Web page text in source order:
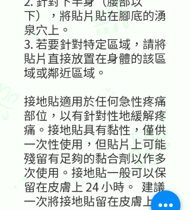
下），將貼片貼在腳底的湧
泉穴上。
3. 若要針對特定區域，請將
貼片直接放置在身體的該區
域或鄰近區域。
接地貼適用於任何急性疼痛
部位，以有針對性地緩解疼
痛。接地貼具有黏性，僅供
一次性使用，但貼片上可能
殘留有足夠的黏合劑以作多
次使用。接地貼一般可以保
留在皮膚上 24 小時。 建議
一次將接地貼留在皮膚上的